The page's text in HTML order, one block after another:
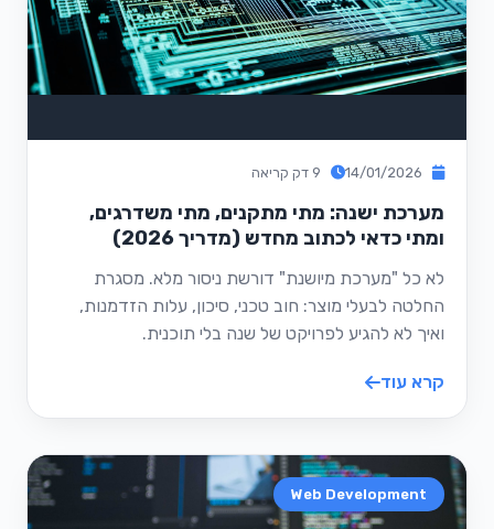
מערכת ישנה: מתי מתקנים, מתי משדרגים,
ומתי כדאי לכתוב מחדש (מדריך 2026)
לא כל "מערכת מיושנת" דורשת ניסור מלא. מסגרת
החלטה לבעלי מוצר: חוב טכני, סיכון, עלות הזדמנות,
ואיך לא להגיע לפרויקט של שנה בלי תוכנית.
קרא עוד
Web Development